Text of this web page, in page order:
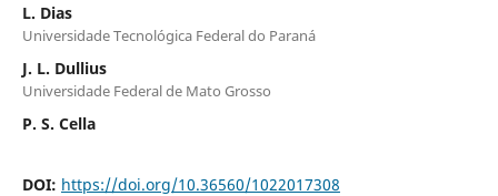
L. Dias
Universidade Tecnológica Federal do Paraná
J. L. Dullius
Universidade Federal de Mato Grosso
P. S. Cella
DOI: https://doi.org/10.36560/1022017308